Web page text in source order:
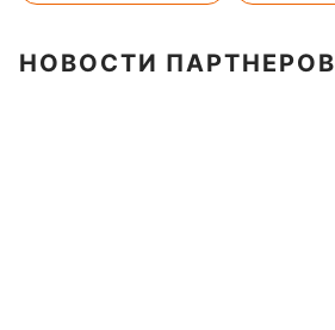
НОВОСТИ ПАРТНЕРОВ